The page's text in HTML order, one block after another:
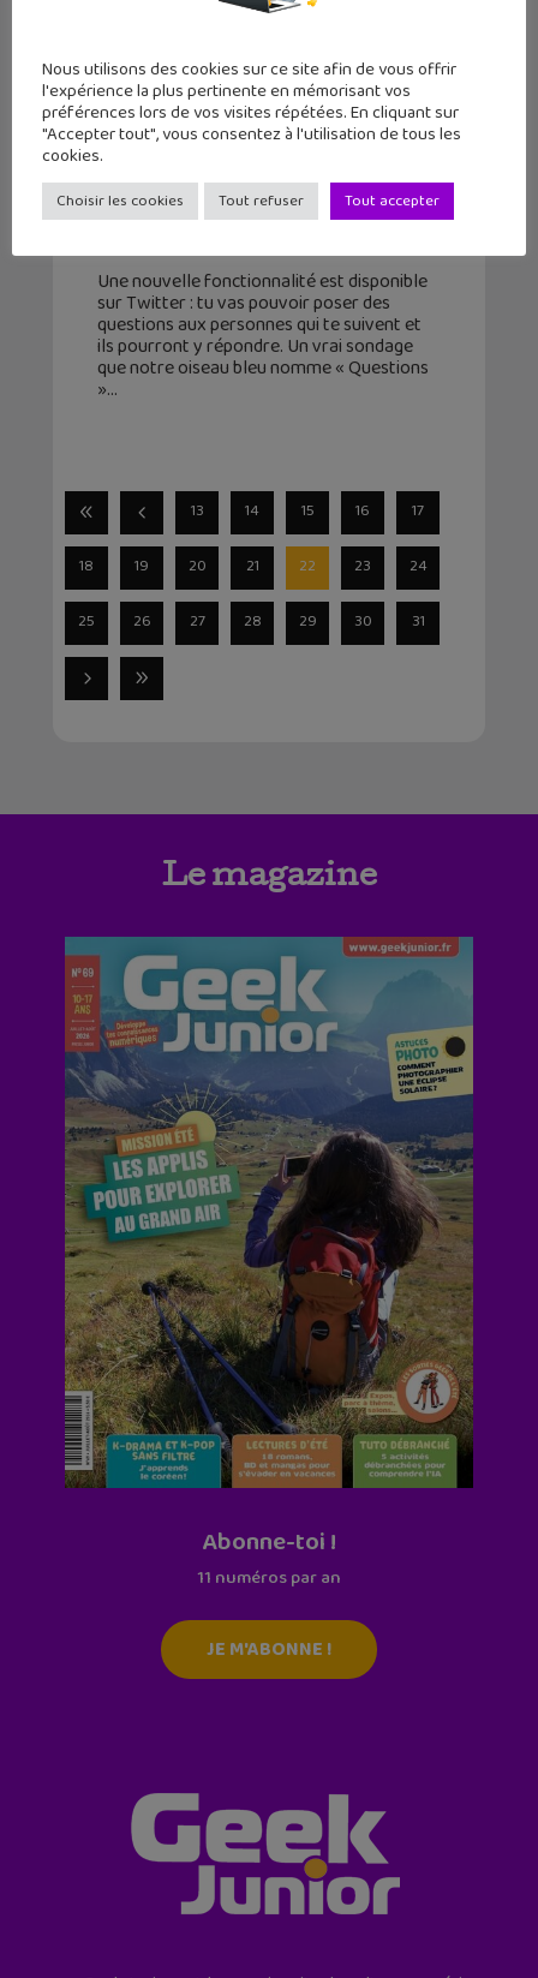
Les mini-sondages disponibles sur
Twitter ! Voici comment faire.
27 octobre 2015
Une nouvelle fonctionnalité est disponible
sur Twitter : tu vas pouvoir poser des
questions aux personnes qui te suivent et
ils pourront y répondre. Un vrai sondage
que notre oiseau bleu nomme « Questions
»
13 14 15 16 17
18 19 20 21 22 23 24
25 26 27 28 29 30 31
Le magazine
Abonne-toi !
11 numéros par an
JE M'ABONNE !
Nous utilisons des cookies sur ce site afin de vous offrir
l'expérience la plus pertinente en mémorisant vos
préférences lors de vos visites répétées. En cliquant sur
"Accepter tout", vous consentez à l'utilisation de tous les
cookies.
Choisir les cookies Tout refuser Tout accepter